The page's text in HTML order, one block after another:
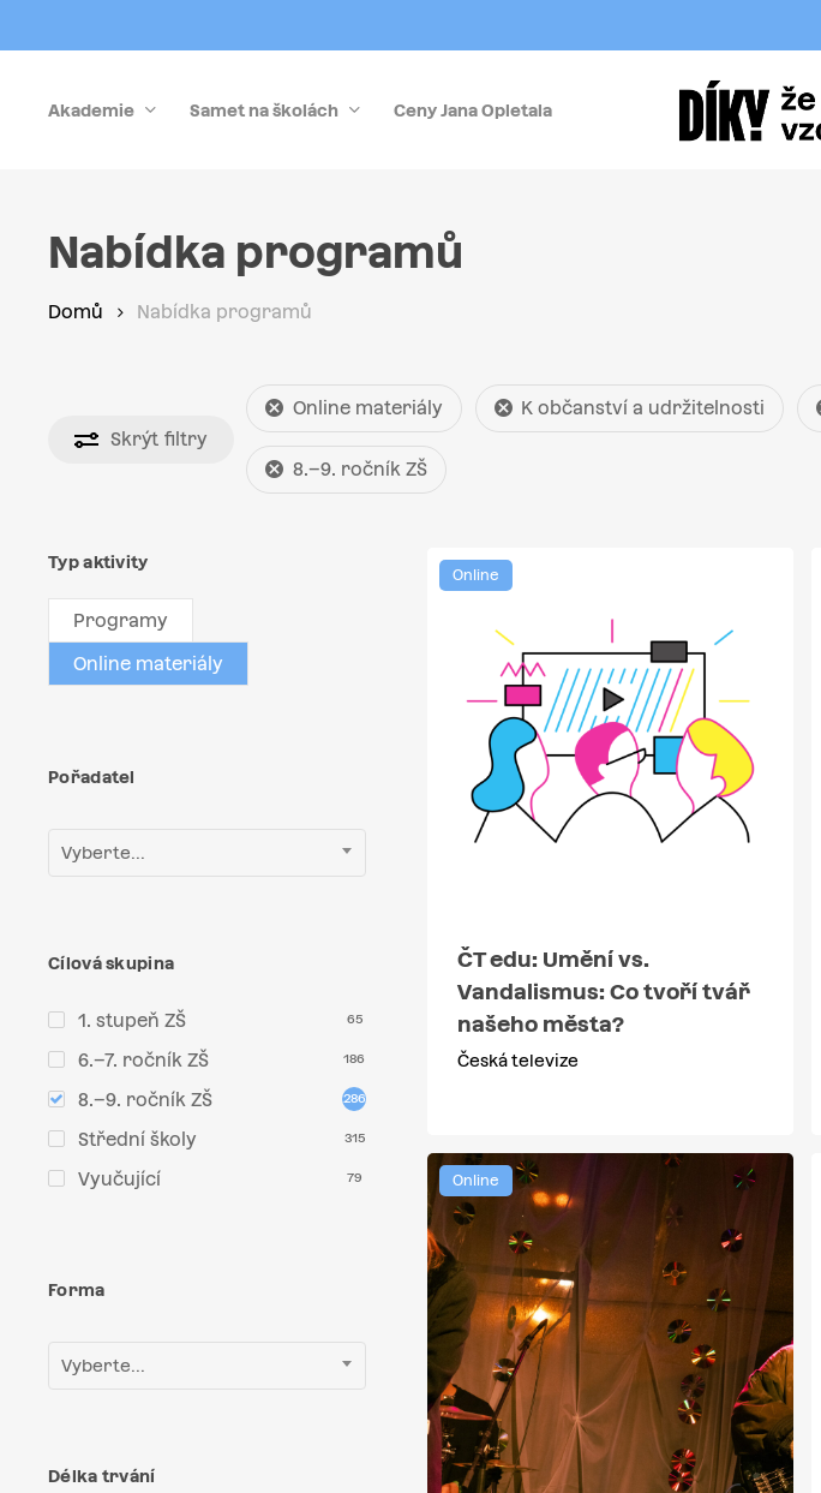
to
contentAkademie Samet na školách Ceny Jana Opletala
Nabídka programů
Domů Nabídka programů
Skrýt filtry
Online materiály K občanství a udržitelnosti
8.–9. ročník ZŠ
Typ aktivity
Programy
Online materiály
Pořadatel
Vyberte...
Cílová skupina
1. stupeň ZŠ 65
6.–7. ročník ZŠ 186
8.–9. ročník ZŠ 286
Střední školy 315
Vyučující 79
Forma
Vyberte...
Délka trvání
Online
ČT edu: Umění vs.
Vandalismus: Co tvoří tvář
našeho města?
Česká televize
Online